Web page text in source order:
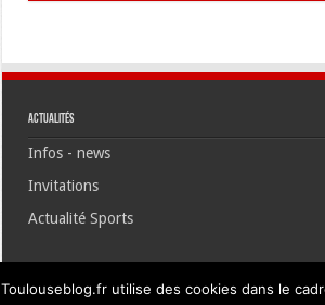
Actualités
Infos - news
Invitations
Actualité Sports
Toulouseblog.fr utilise des cookies dans le